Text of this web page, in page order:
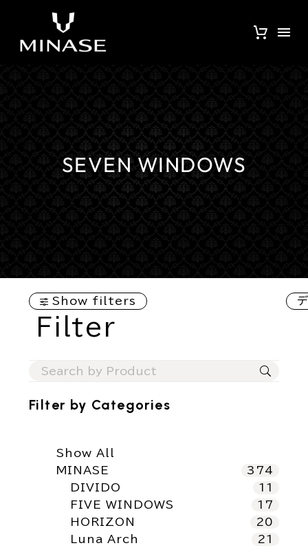
SEVEN WINDOWS
Show filters
Filter
Filter by Categories
Show All
MINASE
374
DIVIDO
11
FIVE WINDOWS
17
HORIZON
20
Luna Arch
21